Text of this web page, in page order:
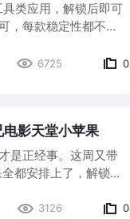
类应用，解锁后即可
，每款稳定性都不
6725 0
影天堂小苹果
是正经事。这周又带
都安排上了，解锁方
3126 0